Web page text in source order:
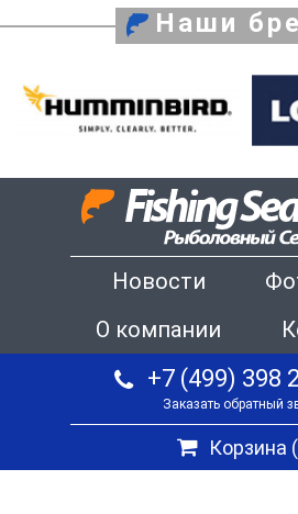
Наши
Новости
О компании
+7 (499) 398
Заказать обратный
Корзина (